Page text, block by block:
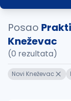
Posao
Kneževac
(0 rezultata)
Novi Kneževac